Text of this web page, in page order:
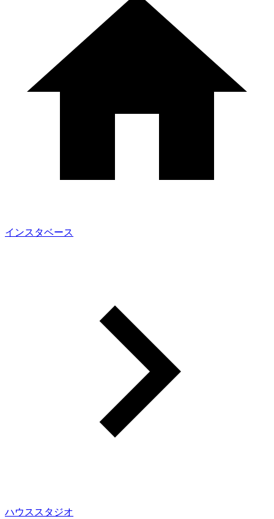
インスタベース
ハウススタジオ